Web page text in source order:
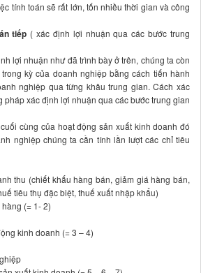
tính toán sẽ rất lớn, tốn nhiều thời gian và công
tiếp ( xác định lợi nhuận qua các bước trung
lợi nhuận như đã trình bày ở trên, chúng ta còn
kỳ của doanh nghiệp bằng cách tiến hành
nghiệp qua từng khâu trung gian. Cách xác
pháp xác định lợi nhuận qua các bước trung gian
cùng của hoạt động sản xuất kinh doanh đó
nghiệp chúng ta cần tính lần lượt các chỉ tiêu
thu (chiết khấu hàng bán, giảm giá hàng bán,
tiêu thụ đặc biệt, thuế xuất nhập khẩu)
(= 1- 2)
kinh doanh (= 3 – 4)